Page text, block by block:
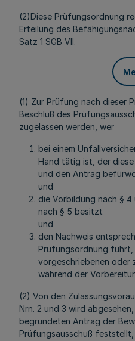
(2)Diese Prüfungsordnung
Erteilung des
Satz 1 SGB VII.
(1) Zur Prüfung nach dieser
Beschluß des
zugelassen werden, wer
bei einem
Hand tätig ist, der
und den Antrag
und
die Vorbildung nach §
nach § 5 besitzt
und
den Nachweis
Prüfungsordnung führt,
vorgeschriebenen oder
während der
(2) Von den
Nrn. 2 und 3 wird
begründeten Antrag der
Prüfungsausschuß